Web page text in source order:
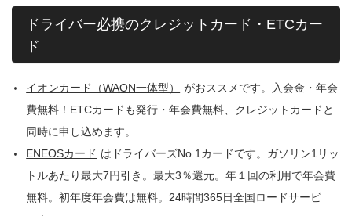
ドライバー必携のクレジットカード・ETCカー
ド
イオンカード（WAON一体型）
がおススメです。入会金・年会
費無料！ETCカードも発行・年会費無料、クレジットカードと
同時に申し込めます。
ENEOSカード はドライバーズNo.1カードです。ガソリン1リッ
トルあたり最大7円引き。最大3％還元。年１回の利用で年会費
無料。初年度年会費は無料。24時間365日全国ロードサービ